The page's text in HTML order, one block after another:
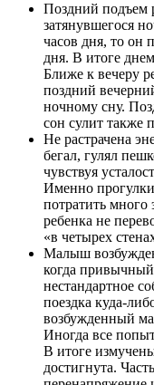
Поздний подъем
затянувшегося
часов дня, то он
дня. В итоге
Ближе к вечеру
поздний
ночному сну.
сон сулит также
Не растрачена
бегал, гулял
чувствуя
Именно
потратить много
ребенка не
«в четырех
Малыш
когда
нестандартное
поездка куда-
возбужденный
Иногда все
В итоге
достигнута.